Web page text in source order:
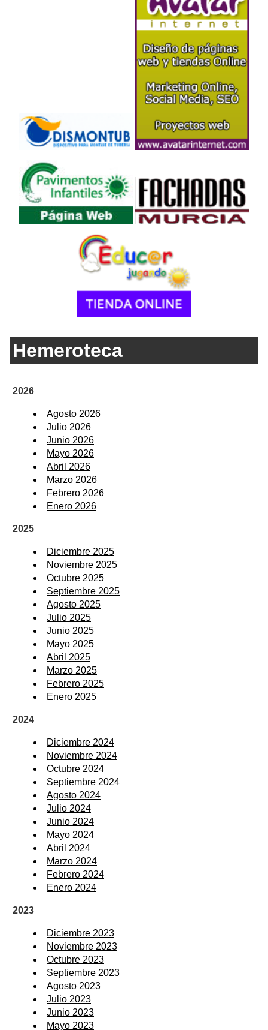
Hemeroteca
2026
Agosto 2026
Julio 2026
Junio 2026
Mayo 2026
Abril 2026
Marzo 2026
Febrero 2026
Enero 2026
2025
Diciembre 2025
Noviembre 2025
Octubre 2025
Septiembre 2025
Agosto 2025
Julio 2025
Junio 2025
Mayo 2025
Abril 2025
Marzo 2025
Febrero 2025
Enero 2025
2024
Diciembre 2024
Noviembre 2024
Octubre 2024
Septiembre 2024
Agosto 2024
Julio 2024
Junio 2024
Mayo 2024
Abril 2024
Marzo 2024
Febrero 2024
Enero 2024
2023
Diciembre 2023
Noviembre 2023
Octubre 2023
Septiembre 2023
Agosto 2023
Julio 2023
Junio 2023
Mayo 2023